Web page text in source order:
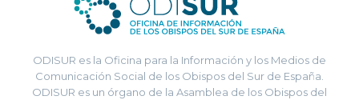
ODISUR es la Oficina para la Información y los Medios de
Comunicación Social de los Obispos del Sur de España.
ODISUR es un órgano de la Asamblea de los Obispos del